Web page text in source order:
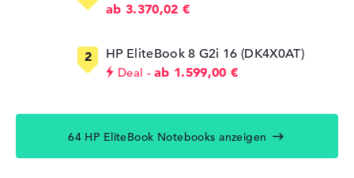
ab 3.370,02 €
HP EliteBook 8 G2i 16 (DK4X0AT)
Deal ab 1.599,00 €
64 HP EliteBook Notebooks anzeigen